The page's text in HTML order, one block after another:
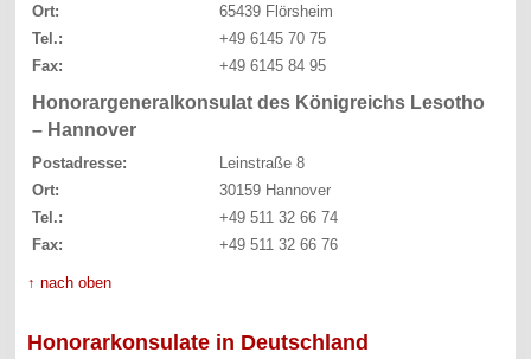
Ort:
65439 Flörsheim
Tel.:
+49 6145 70 75
Fax:
+49 6145 84 95
Honorargeneralkonsulat des Königreichs Lesotho
– Hannover
Postadresse:
Leinstraße 8
Ort:
30159 Hannover
Tel.:
+49 511 32 66 74
Fax:
+49 511 32 66 76
↑ nach oben
Honorarkonsulate in Deutschland